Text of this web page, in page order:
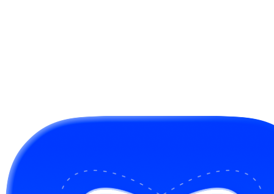
GitHub Sponsors